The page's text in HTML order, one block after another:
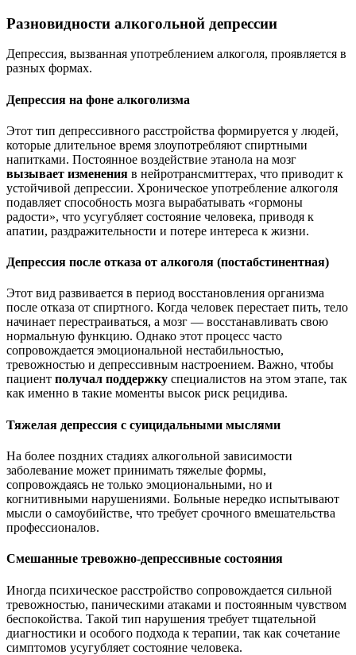
Разновидности алкогольной депрессии
Депрессия, вызванная употреблением алкоголя, проявляется в
разных формах.
Депрессия на фоне алкоголизма
Этот тип депрессивного расстройства формируется у людей,
которые длительное время злоупотребляют спиртными
напитками. Постоянное воздействие этанола на мозг
вызывает изменения в нейротрансмиттерах, что приводит к
устойчивой депрессии. Хроническое употребление алкоголя
подавляет способность мозга вырабатывать «гормоны
радости», что усугубляет состояние человека, приводя к
апатии, раздражительности и потере интереса к жизни.
Депрессия после отказа от алкоголя (постабстинентная)
Этот вид развивается в период восстановления организма
после отказа от спиртного. Когда человек перестает пить, тело
начинает перестраиваться, а мозг — восстанавливать свою
нормальную функцию. Однако этот процесс часто
сопровождается эмоциональной нестабильностью,
тревожностью и депрессивным настроением. Важно, чтобы
пациент получал поддержку специалистов на этом этапе, так
как именно в такие моменты высок риск рецидива.
Тяжелая депрессия с суицидальными мыслями
На более поздних стадиях алкогольной зависимости
заболевание может принимать тяжелые формы,
сопровождаясь не только эмоциональными, но и
когнитивными нарушениями. Больные нередко испытывают
мысли о самоубийстве, что требует срочного вмешательства
профессионалов.
Смешанные тревожно-депрессивные состояния
Иногда психическое расстройство сопровождается сильной
тревожностью, паническими атаками и постоянным чувством
беспокойства. Такой тип нарушения требует тщательной
диагностики и особого подхода к терапии, так как сочетание
симптомов усугубляет состояние человека.